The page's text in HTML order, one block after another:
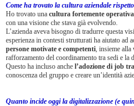
Come ha trovato la cultura aziendale
Ho trovato una cultura fortemente operativa
con una visione che stava già evolvendo.
L’azienda aveva bisogno di tradurre questa
esperienza in contesti strutturati ha aiutato ad
persone motivate e competenti , insieme
rafforzamento del coordinamento tra sedi e la
Questo ha incluso anche l’adozione di job
conoscenza del gruppo e creare un’identità
Quanto incide oggi la digitalizzazione (e